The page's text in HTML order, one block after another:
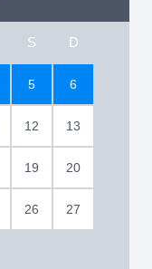
S D
5 6
12 13
19 20
26 27